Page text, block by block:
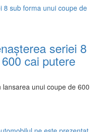
seriei 8
cai putere
unui coupe de 600